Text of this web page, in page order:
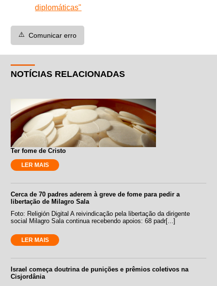
diplomáticas"
⚠️ Comunicar erro
NOTÍCIAS RELACIONADAS
Ter fome de Cristo
LER MAIS
Cerca de 70 padres aderem à greve de fome para pedir a
libertação de Milagro Sala
Foto: Religión Digital A reivindicação pela libertação da dirigente
social Milagro Sala continua recebendo apoios: 68 padr[...]
LER MAIS
Israel começa doutrina de punições e prêmios coletivos na
Cisjordânia